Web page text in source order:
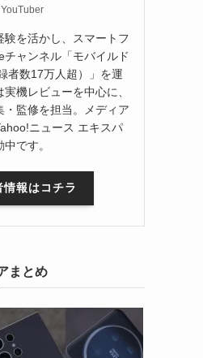
YouTuber
験を活かし、スマートフ
チャンネル「モバイルド
者数17万人超）」を運
機レビューを中心に、
・監修を担当。メディア
ニュース エキスパ
です。
情報はコチラ
まとめ